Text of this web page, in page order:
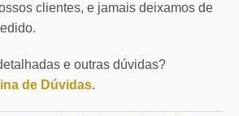
clientes, e jamais deixamos de
e outras dúvidas?
de Dúvidas.